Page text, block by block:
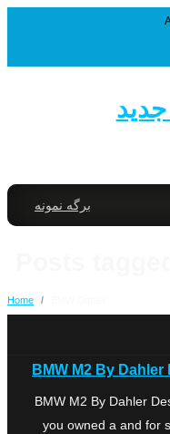
برگه نمونه
Home /
BMW M2 By
BMW M2 By Dahler
you owned a and for